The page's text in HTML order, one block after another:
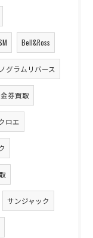
Bell&Ross
グラムリバース
金券買取
ロエ
サンジャック